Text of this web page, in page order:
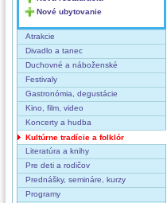
Nové ubytovanie
Atrakcie
Divadlo a tanec
Duchovné a náboženské
Festivaly
Gastronómia, degustácie
Kino, film, video
Koncerty a hudba
Kultúrne tradície a folklór
Literatúra a knihy
Pre deti a rodičov
Prednášky, semináre, kurzy
Programy